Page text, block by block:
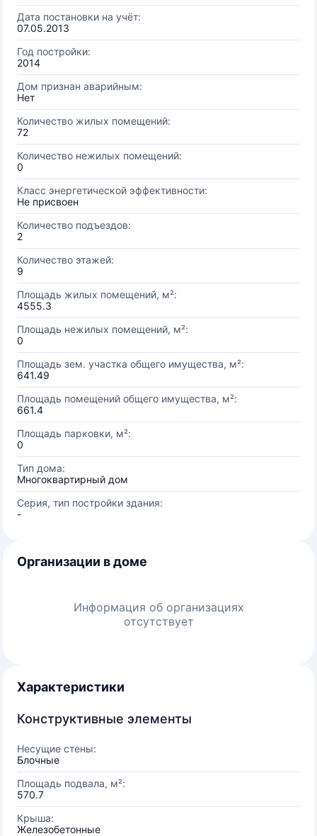
Дата постановки на учёт:
07.05.2013
Год постройки:
2014
Дом признан аварийным:
Нет
Количество жилых помещений:
72
Количество нежилых помещений:
0
Класс энергетической эффективности:
Не присвоен
Количество подъездов:
2
Количество этажей:
9
Площадь жилых помещений, м²:
4555.3
Площадь нежилых помещений, м²:
0
Площадь зем. участка общего имущества, м²:
641.49
Площадь помещений общего имущества, м²:
661.4
Площадь парковки, м²:
0
Тип дома:
Многоквартирный дом
Серия, тип постройки здания:
-
Организации в доме
Информация об организациях
отсутствует
Характеристики
Конструктивные элементы
Несущие стены:
Блочные
Площадь подвала, м²:
570.7
Крыша:
Железобетонные